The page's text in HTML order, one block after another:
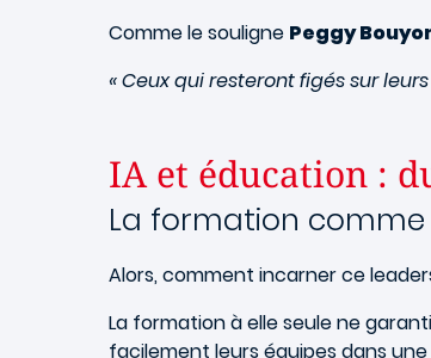
Comme le souligne Peggy
« Ceux qui resteront figés sur
IA et éducation :
La formation comme
Alors, comment incarner ce
La formation à elle seule ne
facilement leurs équipes dans